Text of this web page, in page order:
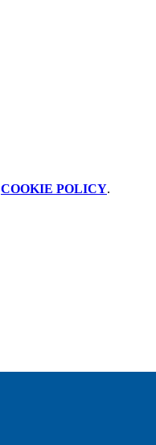
COOKIE POLICY.